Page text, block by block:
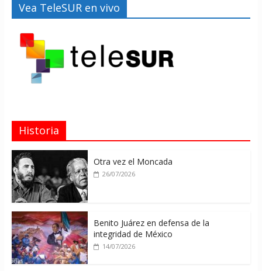
Vea TeleSUR en vivo
Historia
Otra vez el Moncada
26/07/2026
Benito Juárez en defensa de la
integridad de México
14/07/2026